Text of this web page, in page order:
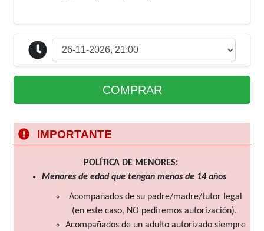
COMPRAR
IMPORTANTE
POLÍTICA DE MENORES:
Menores de edad que tengan menos de 14 años
Acompañados de su padre/madre/tutor legal
(en este caso, NO pediremos autorización).
Acompañados de un adulto autorizado siempre